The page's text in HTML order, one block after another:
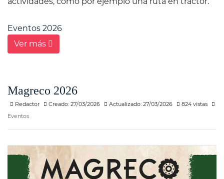
Eventos 2026
Ver más
Magreco 2026
Redactor Creado: 27/03/2026 Actualizado: 27/03/2026
824 vistas
Eventos